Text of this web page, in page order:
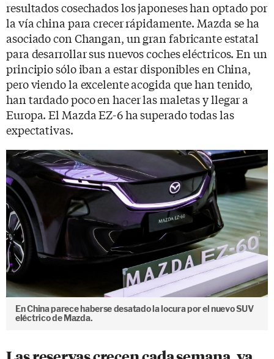
resultados cosechados los japoneses han optado por
la vía china para crecer rápidamente. Mazda se ha
asociado con Changan, un gran fabricante estatal
para desarrollar sus nuevos coches eléctricos. En un
principio sólo iban a estar disponibles en China,
pero viendo la excelente acogida que han tenido,
han tardado poco en hacer las maletas y llegar a
Europa. El Mazda EZ-6 ha superado todas las
expectativas.
En China parece haberse desatado la locura por el nuevo SUV
eléctrico de Mazda.